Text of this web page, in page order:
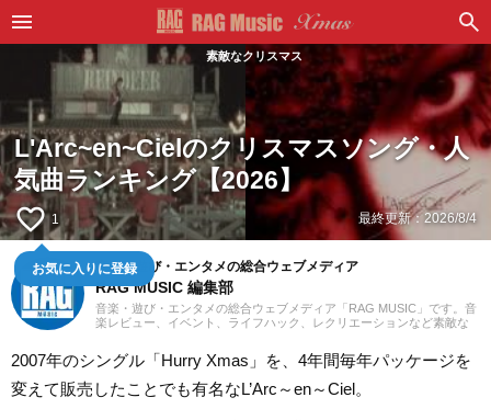
素敵なクリスマス
L'Arc~en~Cielのクリスマスソング・人
気曲ランキング【2026】
favorite_border 1
お気に入りに登録
最終更新：2026/8/4
音楽・遊び・エンタメの総合ウェブメディア
RAG MUSIC 編集部
音楽・遊び・エンタメの総合ウェブメディア「RAG MUSIC」です。音
楽レビュー、イベント、ライフハック、レクリエーションなど素敵な
2007年のシングル「Hurry Xmas」を、4年間毎年パッケージを
変えて販売したことでも有名なL’Arc～en～Ciel。